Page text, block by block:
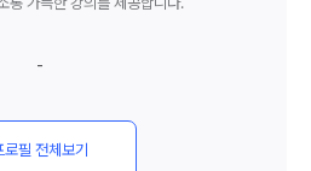
-
로필 전체보기